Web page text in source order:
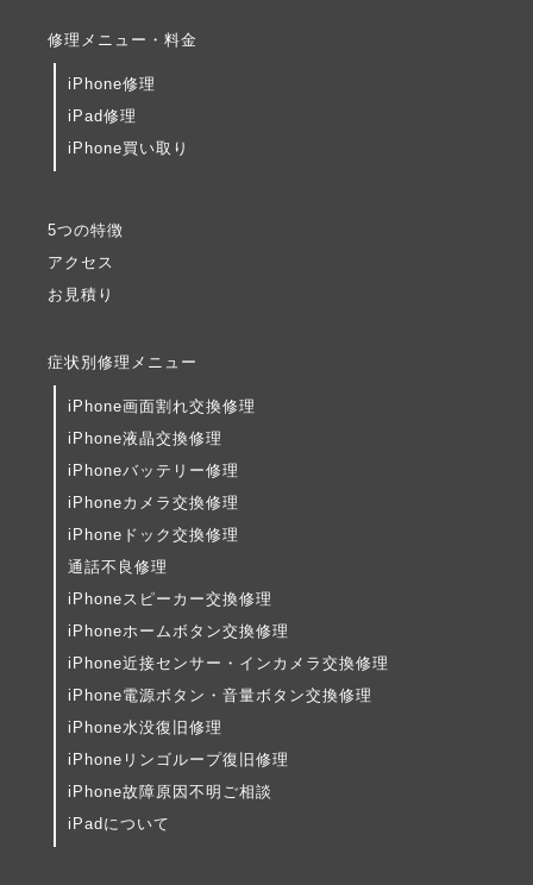
修理メニュー・料金
iPhone修理
iPad修理
iPhone買い取り
5つの特徴
アクセス
お見積り
症状別修理メニュー
iPhone画面割れ交換修理
iPhone液晶交換修理
iPhoneバッテリー修理
iPhoneカメラ交換修理
iPhoneドック交換修理
通話不良修理
iPhoneスピーカー交換修理
iPhoneホームボタン交換修理
iPhone近接センサー・インカメラ交換修理
iPhone電源ボタン・音量ボタン交換修理
iPhone水没復旧修理
iPhoneリンゴループ復旧修理
iPhone故障原因不明ご相談
iPadについて